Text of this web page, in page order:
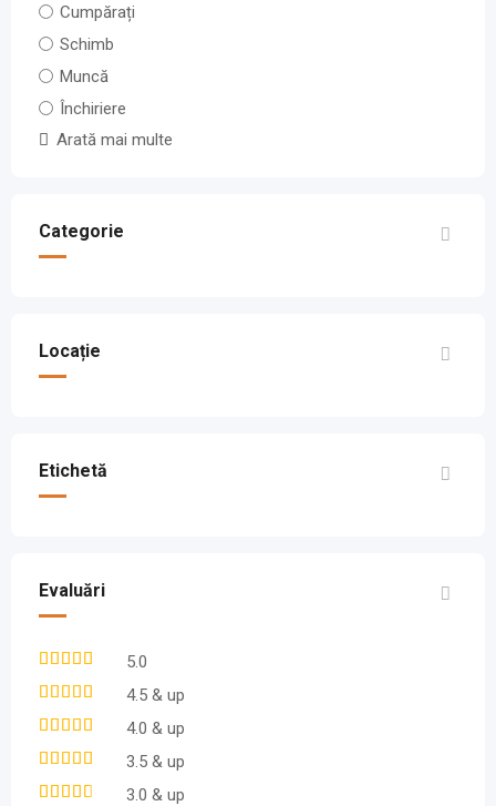
Cumpărați
Schimb
Muncă
Închiriere
Arată mai multe
Categorie
Locație
Etichetă
Evaluări
5.0
4.5 & up
4.0 & up
3.5 & up
3.0 & up